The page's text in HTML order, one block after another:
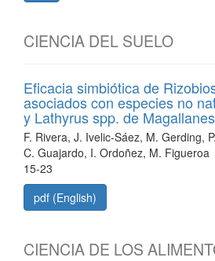
CIENCIA DEL SUELO
Eficacia simbiótica de
asociados con especies no
y Lathyrus spp. de Magallanes
F. Rivera, J. Ivelic-Sáez, M. Gerding,
C. Guajardo, I. Ordoñez, M. Figueroa
15-23
pdf (English)
CIENCIA DE LOS